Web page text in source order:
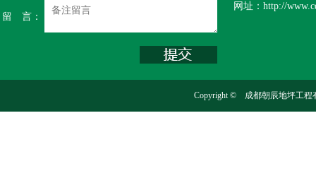
留 言：
网址：http://
Copyright © 成都朝辰地坪工程